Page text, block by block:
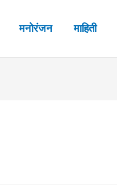
मनोरंजन माहिती